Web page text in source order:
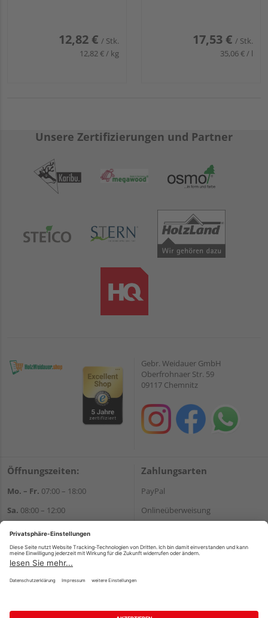
12,82 € / Stk.
12,82 € / kg
17,53 € / Stk.
35,06 € / l
Unsere Zertifizierungen und Partner
Gebr. Weidauer GmbH
Oberfrohnaer Str. 59
09117 Chemnitz
Öffnungszeiten:
Mo. – Fr. 07:00 – 18:00
Sa. 08:00 – 12:00
Telefonische Erreichbarkeit:
Sa.:8:00 - 12:00 Uhr
weiter
E-
Zahlungsarten
PayPal
Onlineüberweisung
Rechnung*